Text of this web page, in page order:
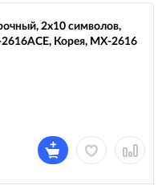
2х10 символов,
Корея, МХ-2616